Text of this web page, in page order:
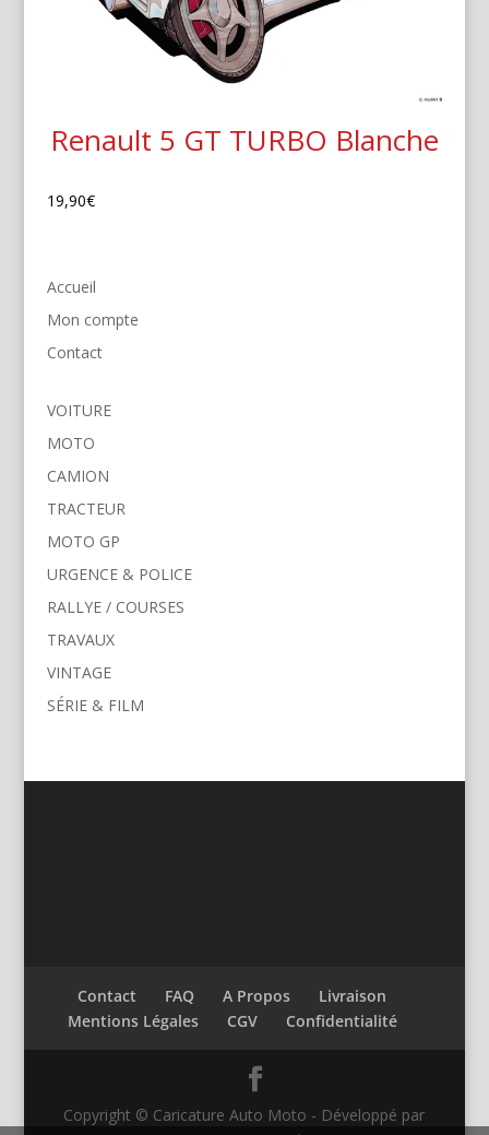
Renault 5 GT TURBO Blanche
19,90€
Accueil
Mon compte
Contact
VOITURE
MOTO
CAMION
TRACTEUR
MOTO GP
URGENCE & POLICE
RALLYE / COURSES
TRAVAUX
VINTAGE
SÉRIE & FILM
Contact FAQ A Propos
Livraison
Mentions Légales
CGV Confidentialité
Copyright © Caricature Auto Moto - Développé par